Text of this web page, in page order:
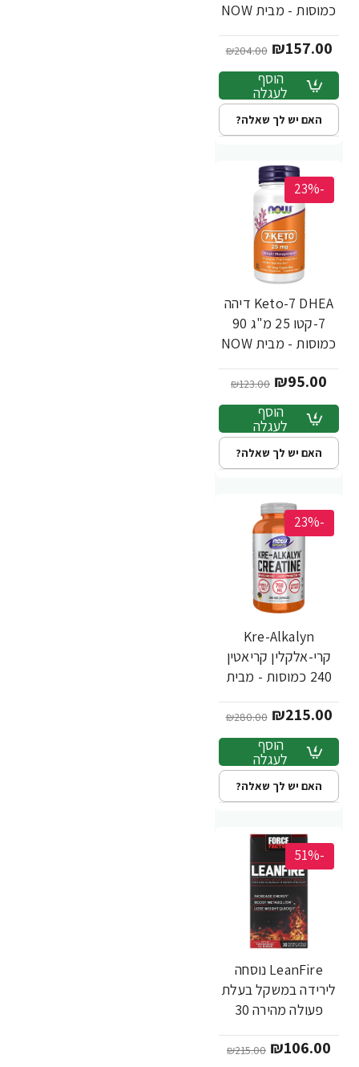
כמוסות - מבית NOW
₪157.00
₪204.00
הוסף
לעגלה
האם יש לך שאלה?
-23%
Keto-7 DHEA דיהה
7-קטו 25 מ"ג 90
כמוסות - מבית NOW
₪95.00
₪123.00
הוסף
לעגלה
האם יש לך שאלה?
-23%
Kre-Alkalyn
קרי-אלקלין קריאטין
240 כמוסות - מבית
₪215.00
₪280.00
הוסף
לעגלה
האם יש לך שאלה?
-51%
LeanFire נוסחה
לירידה במשקל בעלת
פעולה מהירה 30
Factor
₪106.00
₪215.00